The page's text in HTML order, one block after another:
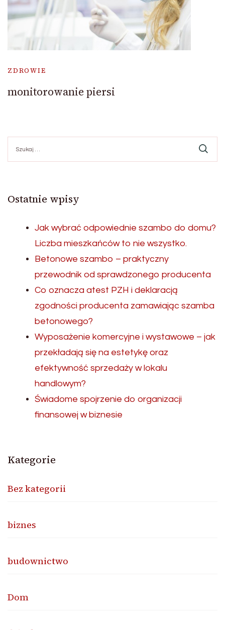
ZDROWIE
monitorowanie piersi
Ostatnie wpisy
Jak wybrać odpowiednie szambo do domu?
Liczba mieszkańców to nie wszystko.
Betonowe szambo – praktyczny
przewodnik od sprawdzonego producenta
Co oznacza atest PZH i deklaracją
zgodności producenta zamawiając szamba
betonowego?
Wyposażenie komercyjne i wystawowe – jak
przekładają się na estetykę oraz
efektywność sprzedaży w lokalu
handlowym?
Świadome spojrzenie do organizacji
finansowej w biznesie
Kategorie
Bez kategorii
biznes
budownictwo
Dom